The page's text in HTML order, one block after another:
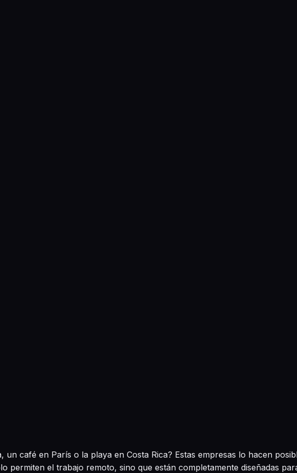
un café en París o la playa en Costa Rica? Estas empresas lo hacen
permiten el trabajo remoto, sino que están completamente diseñadas